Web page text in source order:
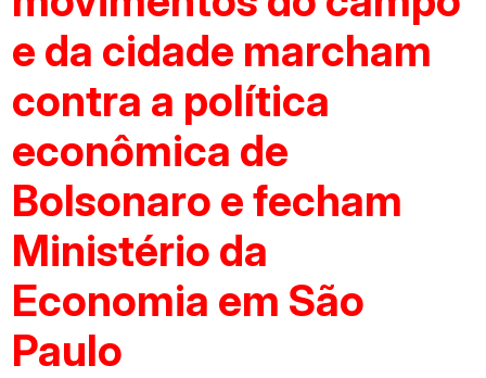
e da cidade marcham
contra a política
econômica de
Bolsonaro e fecham
Ministério da
Economia em São
Paulo